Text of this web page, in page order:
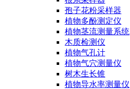
孢子花粉采样器
植物多酚测定仪
植物茎流测量系统
木质检测仪
植物气孔计
植物气穴测量仪
树木生长锥
植物导水率测量仪